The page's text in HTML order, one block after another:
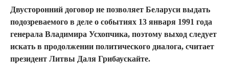
Двусторонний договор не позволяет Беларуси выдать
подозреваемого в деле о событиях 13 января 1991 года
генерала Владимира Усхопчика, поэтому выход следует
искать в продолжении политического диалога, считает
президент Литвы Даля Грибаускайте.